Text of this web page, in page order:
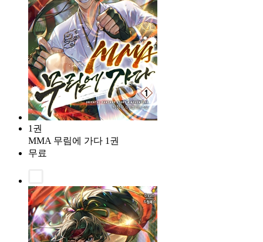
1권
MMA 무림에 가다 1권
무료